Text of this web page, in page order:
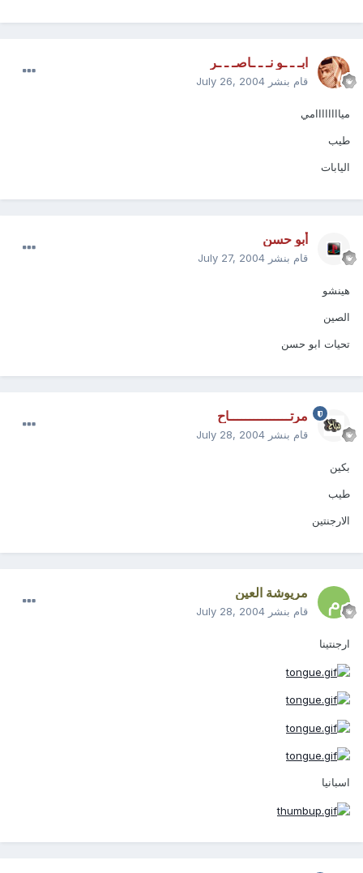
ابـ ـ ـو نـ ـ ـاصـ ـ ـر
قام بنشر July 26, 2004
مياااااااامي
طيب
اليابات
أبو حسن
قام بنشر July 27, 2004
هينشو
الصين
تحيات ابو حسن
مرتـــــــــــــــاح
قام بنشر July 28, 2004
بكين
طيب
الارجنتين
مريوشة العين
قام بنشر July 28, 2004
ارجنتينا
اسبانيا